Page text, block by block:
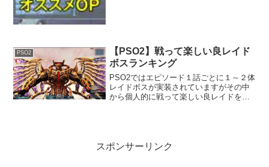
PSO2
【PSO2】戦って楽しい良レイド
ボスランキング
PSO2ではエピソード１話ごとに１～２体
レイドボスが実装されていますがその中
から個人的に戦って楽しい良レイドをラ
スポンサーリンク